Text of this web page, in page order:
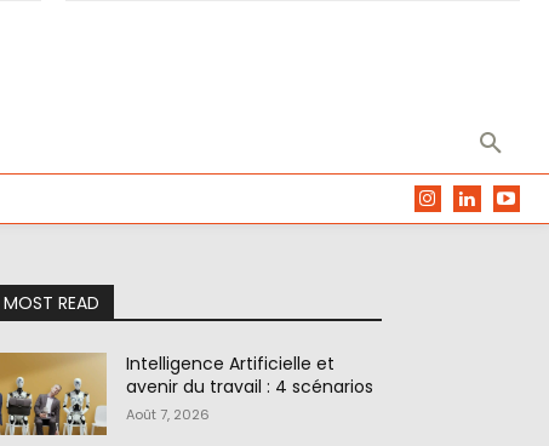
MOST READ
Intelligence Artificielle et
avenir du travail : 4 scénarios
Août 7, 2026